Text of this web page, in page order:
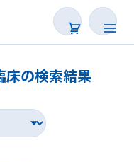
床の検索結果